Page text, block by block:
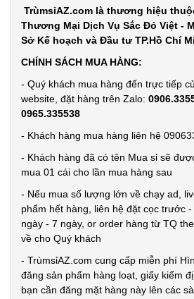
TrùmsỉAZ.com là thương hiệu
Thương Mại Dịch Vụ Sắc Đỏ Việt -
Sở Kế hoạch và Đầu tư TP.Hồ Chí
CHÍNH SÁCH MUA HÀNG:
- Quý khách mua hàng đến trực tiếp
website, đặt hàng trên Zalo:
0965.335538
- Khách hàng mua hàng liên hệ
- Khách hàng đã có tên Mua sỉ sẽ
mua 01 cái cho lần mua hàng sau
- Nếu mua số lượng lớn về chạy ad,
phẩm hết hàng, liên hệ đặt cọc trước
ngày - 7 ngày, or order hàng từ TQ
về cho Quý khách
- TrùmsỉAZ.com cung cấp miễn phí
đăng sản phẩm hàng loạt, giấy kiểm
bạn cần đăng mặt hàng này lên các